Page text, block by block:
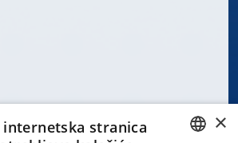
Split
×
internetska stranica